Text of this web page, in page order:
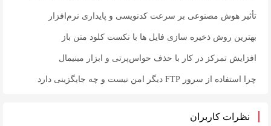
تأثیر هوش مصنوعی بر سرعت کدنویسی و پایداری نرم‌افزار
بهترین روش ذخیره سازی فایل ها با نکست کلود متن باز
افزایش تمرکز در کار با حذف حواس‌پرتی و ابزار مینیمال
چرا استفاده از سرور FTP دیگر امن نیست و چه جایگزینی دارد
نظرات کاربران